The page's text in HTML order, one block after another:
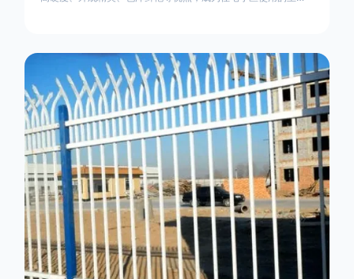
的使用方法主要是应用在人员行走的边界处，这就需要锌钢草坪
护栏产品的表面设计较为圆滑，减少人员不小心碰触锌钢草坪护
栏产品的伤害值。在安装前，土木建筑为砖砌或混凝土浇筑奠定
了的基础